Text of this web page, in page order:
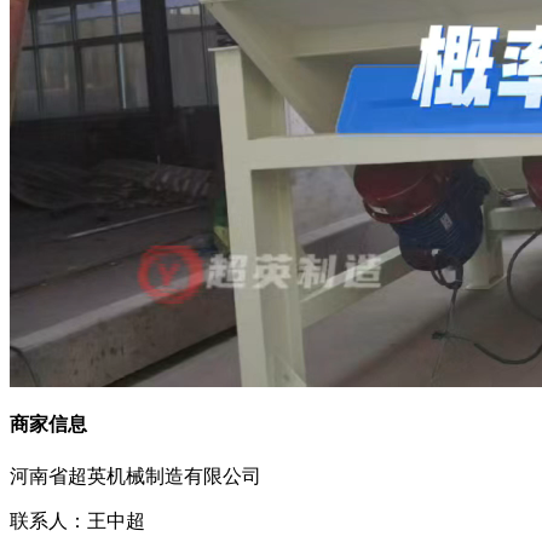
商家信息
河南省超英机械制造有限公司
联系人：王中超